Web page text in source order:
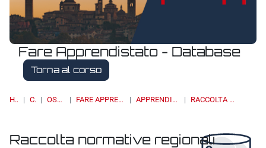
Fare Apprendistato - Database
Torna al corso
HOME CORSI OSSERVATORI FARE APPRENDISTATO - DATABASE APPRENDISTATO DI III LIVELLO RACCOLTA NORMATIVE REGIONALI
Raccolta normative regionali